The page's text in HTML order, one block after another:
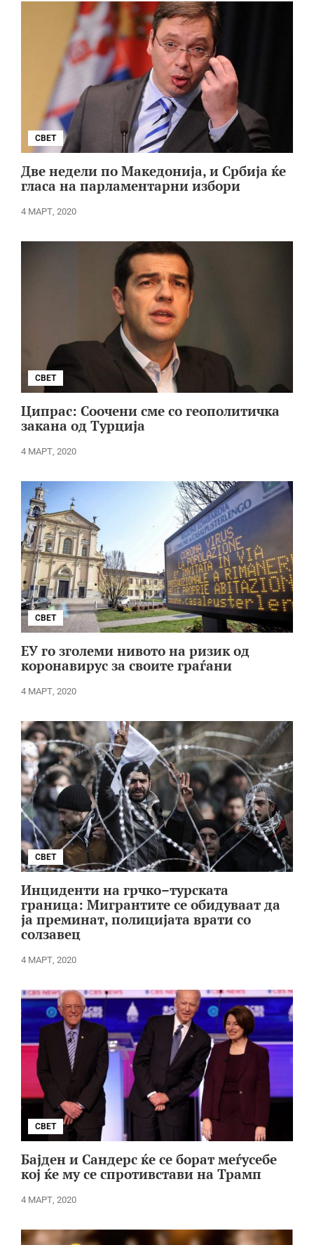
СВЕТ
Две недели по Македонија, и Србија ќе
гласа на парламентарни избори
4 МАРТ, 2020
СВЕТ
Ципрас: Соочени сме со геополитичка
закана од Турција
4 МАРТ, 2020
СВЕТ
ЕУ го зголеми нивото на ризик од
коронавирус за своите граѓани
4 МАРТ, 2020
СВЕТ
Инциденти на грчко–турската
граница: Мигрантите се обидуваат да
ја преминат, полицијата врати со
солзавец
4 МАРТ, 2020
СВЕТ
Бајден и Сандерс ќе се борат меѓусебе
кој ќе му се спротивстави на Трамп
4 МАРТ, 2020